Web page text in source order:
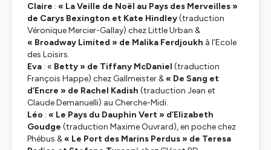
Claire : « La Veille de Noël au Pays des Merveilles »
de Carys Bexington et Kate Hindley(traduction
Véronique Mercier-Gallay) chez Little Urban &
« Broadway Limited » de Malika Ferdjoukh à l’Ecole
des Loisirs.
Eva : « Betty » de Tiffany McDaniel (traduction
François Happe) chez Gallmeister & « De Sang et
d’Encre » de Rachel Kadish (traduction Jean et
Claude Demanuelli) au Cherche-Midi.
Léo : « Le Pays du Dauphin Vert » d’Elizabeth
Goudge (traduction Maxime Ouvrard), en poche chez
Phébus & « Le Port des Marins Perdus » de Teresa